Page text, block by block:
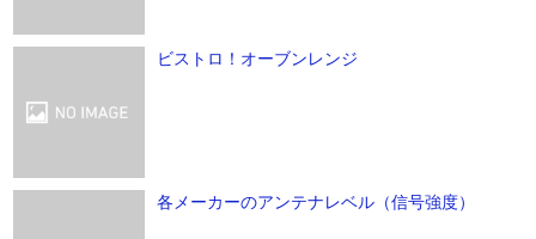
ビストロ！オーブンレンジ
各メーカーのアンテナレベル（信号強度）